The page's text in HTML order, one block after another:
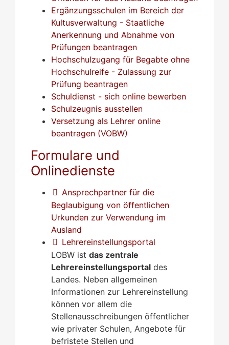
Ergänzungsschulen im Bereich der
Kultusverwaltung - Staatliche
Anerkennung und Abnahme von
Prüfungen beantragen
Hochschulzugang für Begabte ohne
Hochschulreife - Zulassung zur
Prüfung beantragen
Schuldienst - sich online bewerben
Schulzeugnis ausstellen
Versetzung als Lehrer online
beantragen (VOBW)
Formulare und
Onlinedienste
Ansprechpartner für die
Beglaubigung von öffentlichen
Urkunden zur Verwendung im
Ausland
Lehrereinstellungsportal
LOBW ist das zentrale
Lehrereinstellungsportal des
Landes. Neben allgemeinen
Informationen zur Lehrereinstellung
können vor allem die
Stellenausschreibungen öffentlicher
wie privater Schulen, Angebote für
befristete Stellen und